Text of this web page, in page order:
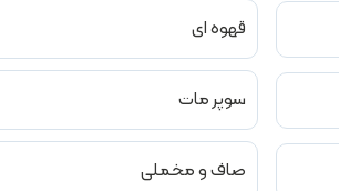
قهوه ای
سوپر مات
صاف و مخملی